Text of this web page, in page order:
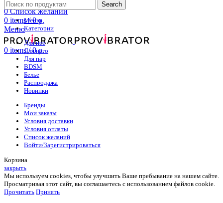
0Список желаний
0 items / 0р.
Меню
0 items / 0р.
Search
Меню
Категории
Для нее
Для него
Для пар
BDSM
Белье
Распродажа
Новинки
Бренды
Мои заказы
Условия доставки
Условия оплаты
Список желаний
Войти/Зарегистрироваться
Корзина
закрыть
Мы используем cookies, чтобы улучшить Ваше пребывание на нашем сайте.
Просматривая этот сайт, вы соглашаетесь с использованием файлов cookie.
Прочитать Принять